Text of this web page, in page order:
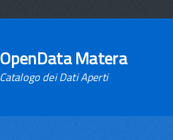
OpenData Matera
Catalogo dei Dati Aperti